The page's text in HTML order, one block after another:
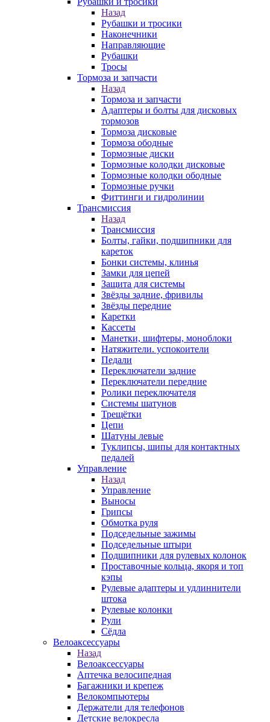
Назад
Рубашки и тросики
Наконечники
Направляющие
Рубашки
Тросы
Тормоза и запчасти
Назад
Тормоза и запчасти
Адаптеры и болты для дисковых
тормозов
Тормоза дисковые
Тормоза ободные
Тормозные диски
Тормозные колодки дисковые
Тормозные колодки ободные
Тормозные ручки
Фиттинги и гидролинии
Трансмиссия
Назад
Трансмиссия
Болты, гайки, подшипники для
кареток
Бонки системы, клинья
Замки для цепей
Защита для системы
Звёзды задние, фривилы
Звёзды передние
Каретки
Кассеты
Манетки, шифтеры, моноблоки
Натяжители. успокоители
Педали
Переключатели задние
Переключатели передние
Ролики переключателя
Системы шатунов
Трещётки
Цепи
Шатуны левые
Туклипсы, шипы для контактных
педалей
Управление
Назад
Управление
Выносы
Грипсы
Обмотка руля
Подседельные зажимы
Подседельные штыри
Подшипники для рулевых колонок
Проставочные кольца, якоря и топ
кэпы
Рулевые адаптеры и удлиннители
штока
Рулевые колонки
Рули
Сёдла
Велоаксессуары
Назад
Велоаксессуары
Аптечка велосипедная
Багажники и крепеж
Велокомпьютеры
Держатели для телефонов
Детские велокресла